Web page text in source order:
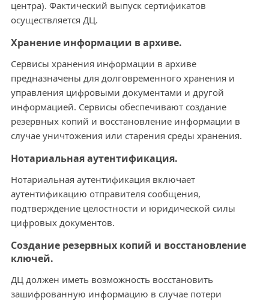
центра). Фактический выпуск сертификатов
осуществляется ДЦ.
Хранение информации в архиве.
Сервисы хранения информации в архиве
предназначены для долговременного хранения и
управления цифровыми документами и другой
информацией. Сервисы обеспечивают создание
резервных копий и восстановление информации в
случае уничтожения или старения среды хранения.
Нотариальная аутентификация.
Нотариальная аутентификация включает
аутентификацию отправителя сообщения,
подтверждение целостности и юридической силы
цифровых документов.
Создание резервных копий и восстановление
ключей.
ДЦ должен иметь возможность восстановить
зашифрованную информацию в случае потери